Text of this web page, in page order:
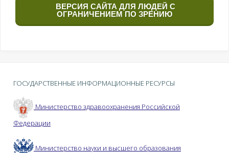
ВЕРСИЯ САЙТА ДЛЯ ЛЮДЕЙ С
ОГРАНИЧЕНИЕМ ПО ЗРЕНИЮ
ГОСУДАРСТВЕННЫЕ ИНФОРМАЦИОННЫЕ РЕСУРСЫ
Министерство здравоохранения Российской
Федерации
Министерство науки и высшего образования